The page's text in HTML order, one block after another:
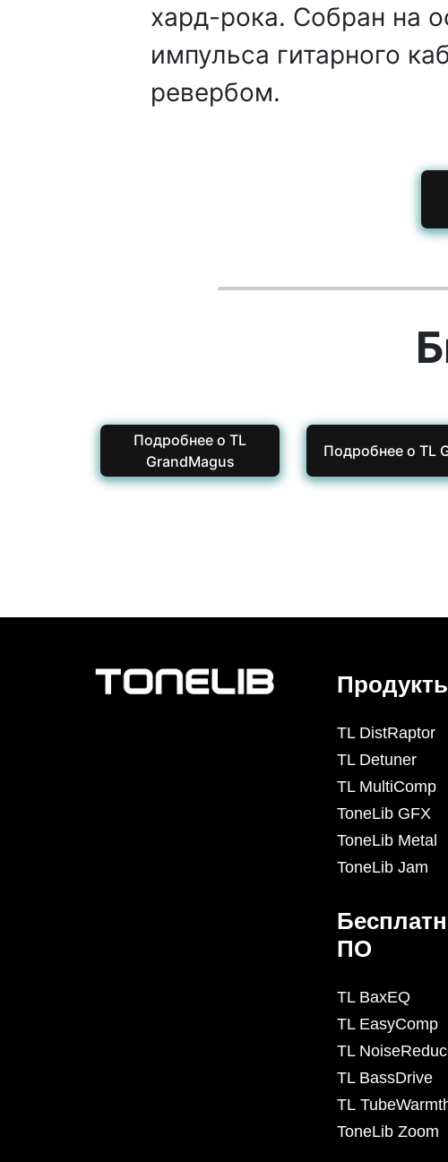
хард-рока. Собран на
импульса гитарного
ревербом.
Подробнее о TL
GrandMagus
Подробнее о TL
TL DistRaptor
TL Detuner
TL MultiComp
ToneLib GFX
ToneLib Metal
ToneLib Jam
ПО
TL BaxEQ
TL EasyComp
TL
TL BassDrive
TL
ToneLib Zoom